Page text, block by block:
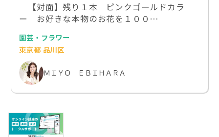
【対面】残り１本 ピンクゴールドカラ
ー お好きな本物のお花を１００…
園芸・フラワー
東京都 品川区
ＭＩＹＯ ＥＢＩＨＡＲＡ